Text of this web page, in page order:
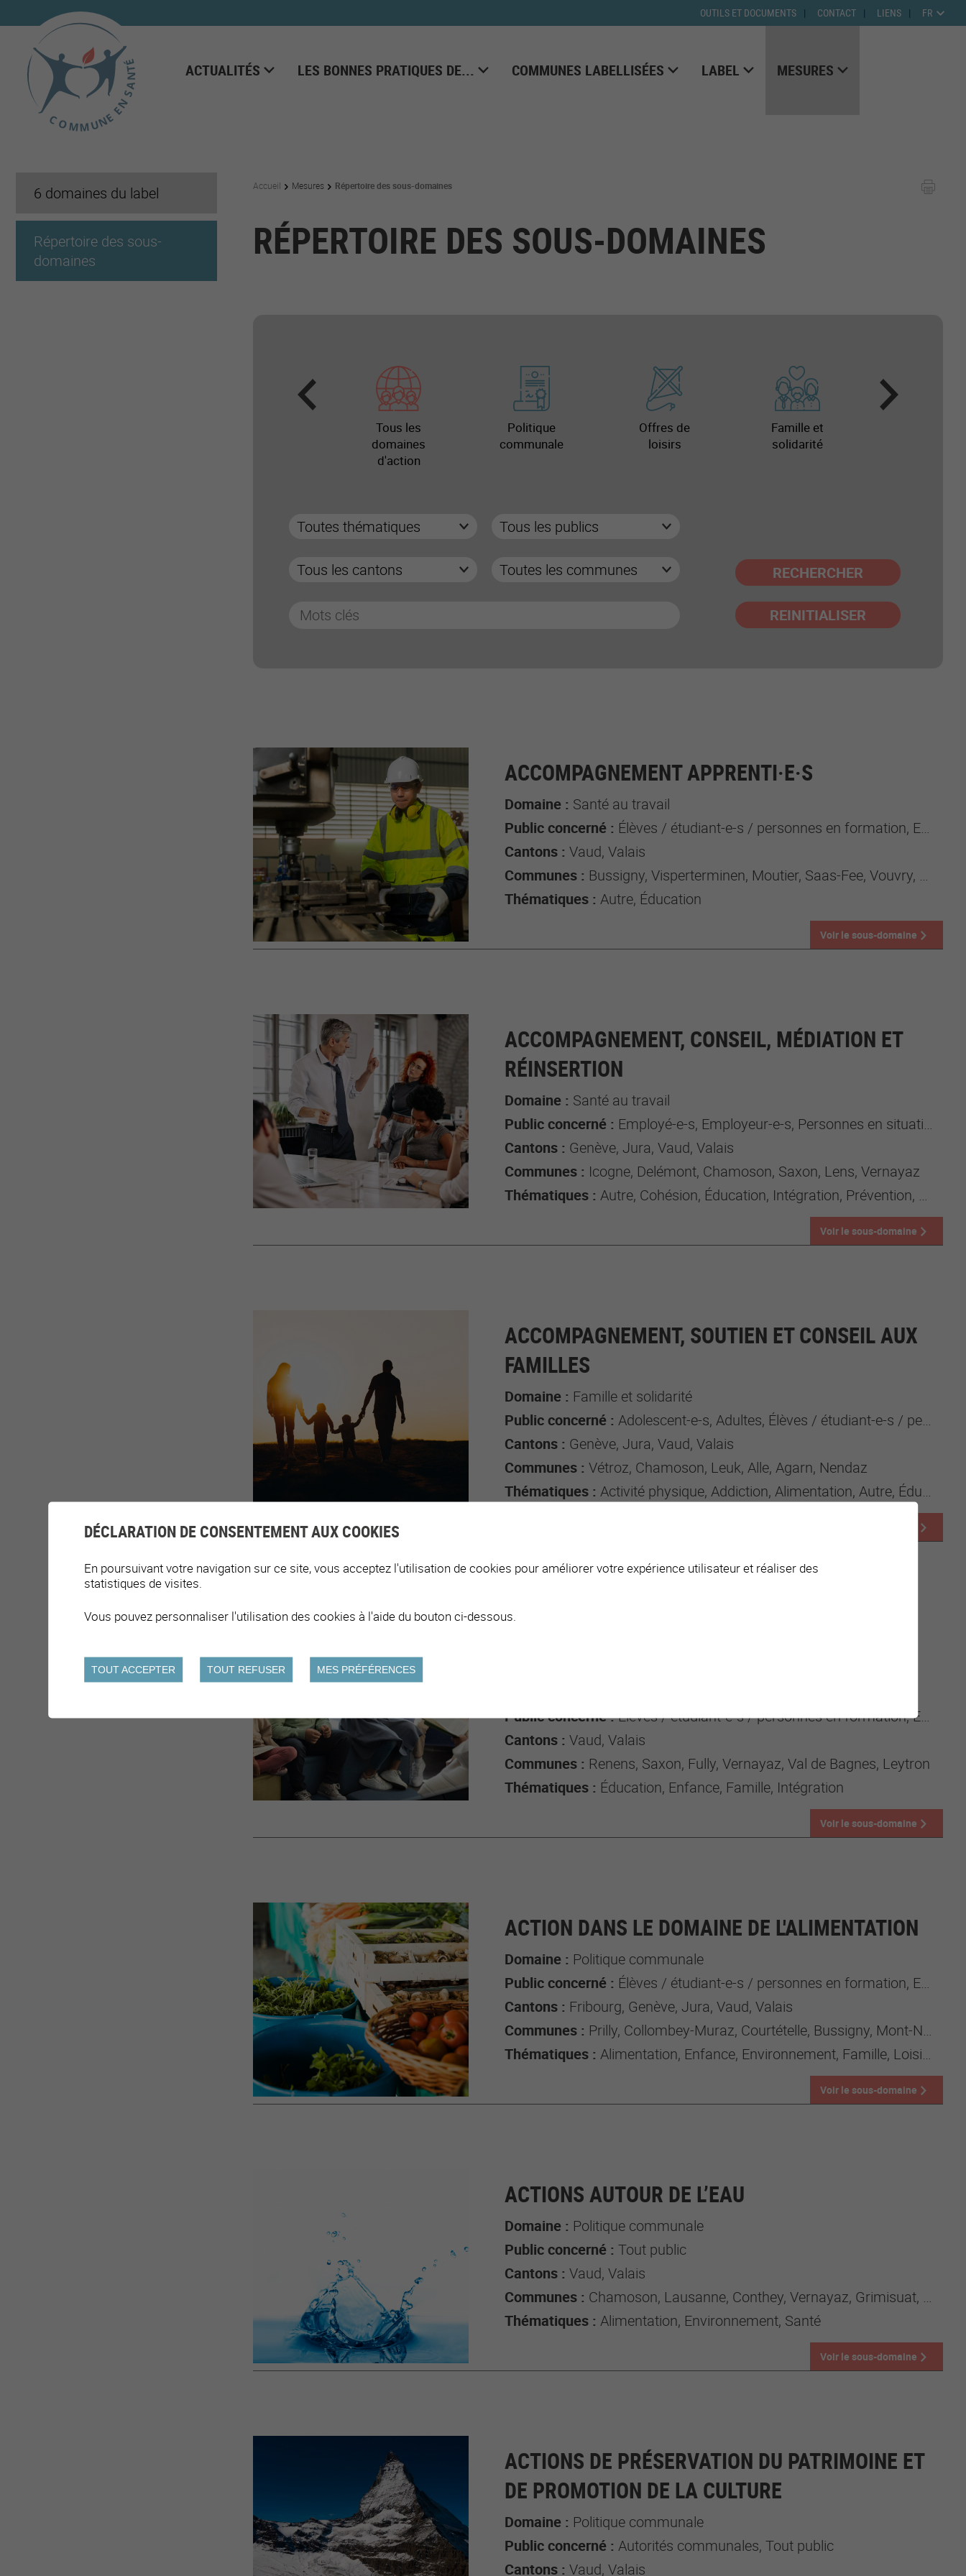
FR
OUTILS ET DOCUMENTS CONTACT LIENS
ACTUALITÉS LES BONNES PRATIQUES DE... COMMUNES LABELLISÉES LABEL MESURES
6 domaines du label
Répertoire des sous-
domaines
Accueil Mesures Répertoire des sous-domaines
RÉPERTOIRE DES SOUS-DOMAINES
Tous les
domaines
d'action
Politique
communale
Offres de
loisirs
Famille et
solidarité
ACCOMPAGNEMENT APPRENTI·E·S
Domaine : Santé au travail
Public concerné : Élèves / étudiant-e-s / personnes en formation, Employeur-e-s
Cantons : Vaud, Valais
Communes : Bussigny, Visperterminen, Moutier, Saas-Fee, Vouvry, Hérémence
Thématiques : Autre, Éducation
Voir le sous-domaine
ACCOMPAGNEMENT, CONSEIL, MÉDIATION ET
RÉINSERTION
Domaine : Santé au travail
Public concerné : Employé-e-s, Employeur-e-s, Personnes en situation de handicap, Professionnel-le-s de la santé et du social
Cantons : Genève, Jura, Vaud, Valais
Communes : Icogne, Delémont, Chamoson, Saxon, Lens, Vernayaz
Thématiques : Autre, Cohésion, Éducation, Intégration, Prévention, Santé
Voir le sous-domaine
ACCOMPAGNEMENT, SOUTIEN ET CONSEIL AUX
FAMILLES
Domaine : Famille et solidarité
Public concerné : Adolescent-e-s, Adultes, Élèves / étudiant-e-s / personnes en formation, Employé-e-s, Enfants, Enseignant-e-s, Parents, Populations migrantes, Professionnel-le-s de la santé et du social, Tout public
Cantons : Genève, Jura, Vaud, Valais
Communes : Vétroz, Chamoson, Leuk, Alle, Agarn, Nendaz
Thématiques : Activité physique, Addiction, Alimentation, Autre, Éducation, Enfance, Famille, Intégration, Mobilité, Prévention, Santé, Sécurité
Public concerné :Élèves / étudiant-e-s / personnes en formation, Enfants, Enseignant-e-s, Parents, Populations migrantes
Cantons : Vaud, Valais
Communes : Renens, Saxon, Fully, Vernayaz, Val de Bagnes, Leytron
Thématiques : Éducation, Enfance, Famille, Intégration
Voir le sous-domaine
ACTION DANS LE DOMAINE DE L'ALIMENTATION
Domaine : Politique communale
Public concerné : Élèves / étudiant-e-s / personnes en formation, Employeur-e-s, Enfants, Enseignant-e-s, Seniors, Tout public
Cantons : Fribourg, Genève, Jura, Vaud, Valais
Communes : Prilly, Collombey-Muraz, Courtételle, Bussigny, Mont-Noble , Le Vaud
Thématiques : Alimentation, Enfance, Environnement, Famille, Loisirs, Prévention, Santé
Voir le sous-domaine
ACTIONS AUTOUR DE L’EAU
Domaine : Politique communale
Public concerné : Tout public
Cantons : Vaud, Valais
Communes : Chamoson, Lausanne, Conthey, Vernayaz, Grimisuat, Yverdon-les-bains
Thématiques : Alimentation, Environnement, Santé
Voir le sous-domaine
ACTIONS DE PRÉSERVATION DU PATRIMOINE ET
DE PROMOTION DE LA CULTURE
Domaine : Politique communale
Public concerné : Autorités communales, Tout public
Cantons : Vaud, Valais
DÉCLARATION DE CONSENTEMENT AUX COOKIES
En poursuivant votre navigation sur ce site, vous acceptez l'utilisation de cookies pour améliorer votre expérience utilisateur et réaliser des
statistiques de visites.
Vous pouvez personnaliser l'utilisation des cookies à l'aide du bouton ci-dessous.
TOUT ACCEPTER TOUT REFUSER MES PRÉFÉRENCES